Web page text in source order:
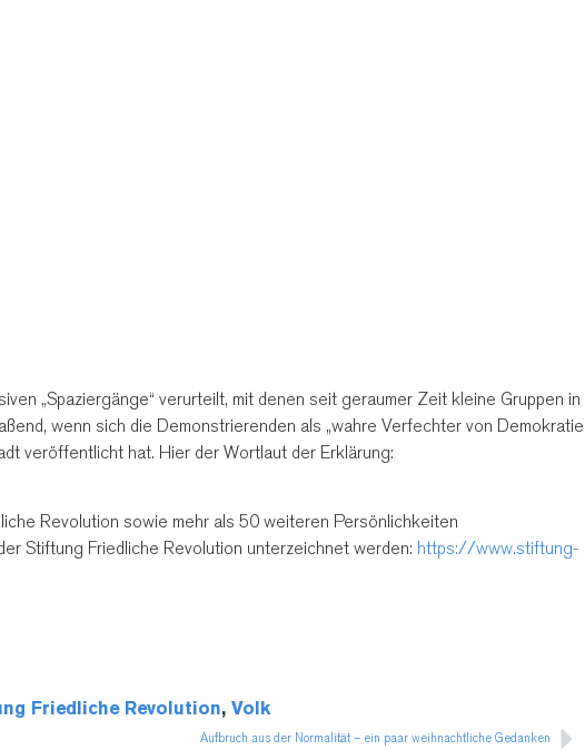
„Spaziergänge“ verurteilt, mit denen seit geraumer Zeit kleine Gruppen in
wenn sich die Demonstrierenden als „wahre Verfechter von Demokratie
veröffentlicht hat. Hier der Wortlaut der Erklärung:
Revolution sowie mehr als 50 weiteren Persönlichkeiten
Stiftung Friedliche Revolution unterzeichnet werden: https://www.stiftung-
Friedliche Revolution, Volk
Aufbruch aus der Normalität – ein paar weihnachtliche Gedanken